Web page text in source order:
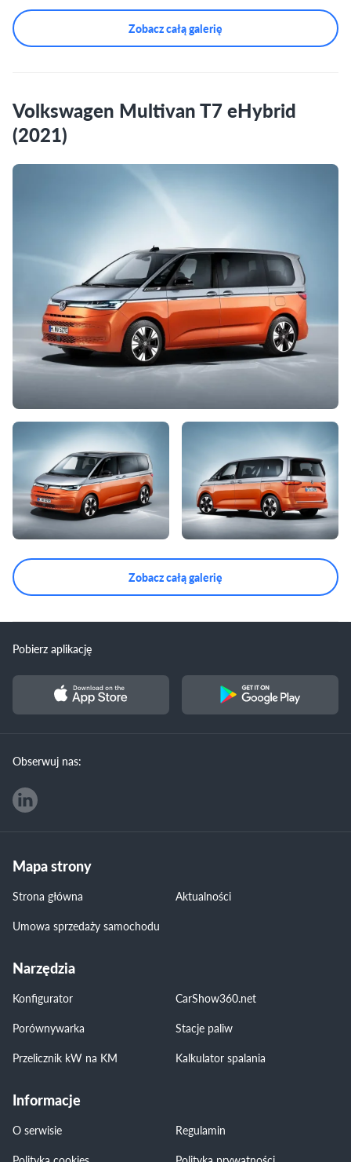
Zobacz całą galerię
Volkswagen Multivan T7 eHybrid
(2021)
Zobacz całą galerię
Pobierz aplikację
Obserwuj nas:
Mapa strony
Strona główna
Aktualności
Umowa sprzedaży samochodu
Narzędzia
Konfigurator
CarShow360.net
Porównywarka
Stacje paliw
Przelicznik kW na KM
Kalkulator spalania
Informacje
O serwisie
Regulamin